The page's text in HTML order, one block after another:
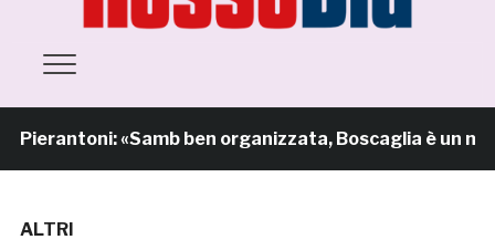
«Samb ben organizzata, Boscaglia è un
ALTRI